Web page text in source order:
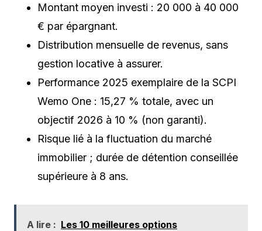
Montant moyen investi : 20 000 à 40 000
€ par épargnant.
Distribution mensuelle de revenus, sans
gestion locative à assurer.
Performance 2025 exemplaire de la SCPI
Wemo One : 15,27 % totale, avec un
objectif 2026 à 10 % (non garanti).
Risque lié à la fluctuation du marché
immobilier ; durée de détention conseillée
supérieure à 8 ans.
A lire : Les 10 meilleures options